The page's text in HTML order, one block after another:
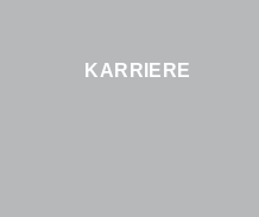
KARRIERE